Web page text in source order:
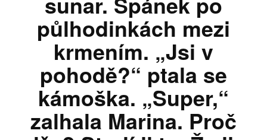
půlhodinkách mezi
krmením. „Jsi v
pohodě?“ ptala se
kámoška. „Super,“
zalhala Marina. Proč